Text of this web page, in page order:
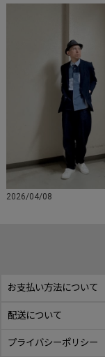
2026/04/08
お支払い方法について
配送について
プライバシーポリシー